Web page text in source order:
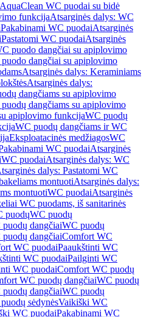
WC puodai su bidė
funkcijaAtsarginės dalys: WC
Pakabinami WC puodaiAtsarginės
Pastatomi WC puodaiAtsarginės
puodo dangčiai su apiplovimo
dangčiai su apiplovimo
Atsarginės dalys: Keraminiams
Atsarginės dalys:
dangčiams su apiplovimo
dangčiams su apiplovimo
apiplovimo funkcijaWC puodų
WC puodų dangčiams ir WC
Eksploatacinės medžiagosWC
WC puodaiAtsarginės
WC puodaiAtsarginės dalys: WC
dalys: Pastatomi WC
montuotiAtsarginės dalys:
montuotiWC puodaiAtsarginės
WC puodams, iš sanitarinės
puodųWC puodų
dangčiaiWC puodų
dangčiaiComfort WC
WC puodaiPaaukštinti WC
WC puodaiPailginti WC
WC puodaiComfort WC puodų
WC puodų dangčiaiWC puodų
dangčiaiWC puodų
sėdynėsVaikiški WC
WC puodaiPakabinami WC